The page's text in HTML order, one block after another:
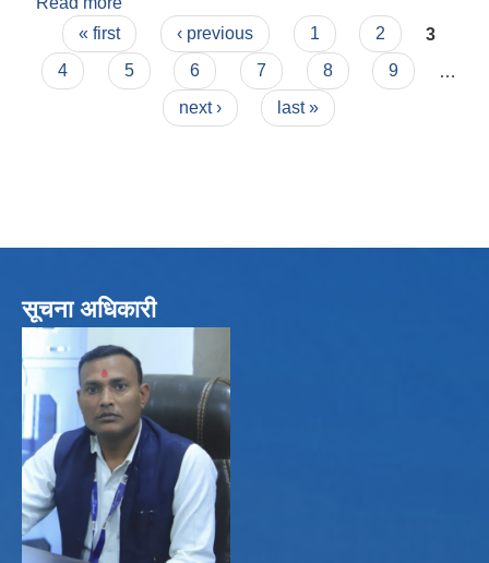
Pages
« first ‹ previous 1 2
3
4
5 6 7 8 9
next ›
last »
सूचना अधिकारी